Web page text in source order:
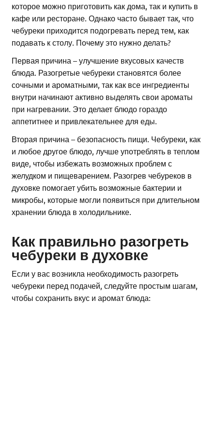
которое можно приготовить как дома, так и купить в
кафе или ресторане. Однако часто бывает так, что
чебуреки приходится подогревать перед тем, как
подавать к столу. Почему это нужно делать?
Первая причина – улучшение вкусовых качеств
блюда. Разогретые чебуреки становятся более
сочными и ароматными, так как все ингредиенты
внутри начинают активно выделять свои ароматы
при нагревании. Это делает блюдо гораздо
аппетитнее и привлекательнее для еды.
Вторая причина – безопасность пищи. Чебуреки, как
и любое другое блюдо, лучше употреблять в теплом
виде, чтобы избежать возможных проблем с
желудком и пищеварением. Разогрев чебуреков в
духовке помогает убить возможные бактерии и
микробы, которые могли появиться при длительном
хранении блюда в холодильнике.
Как правильно разогреть
чебуреки в духовке
Если у вас возникла необходимость разогреть
чебуреки перед подачей, следуйте простым шагам,
чтобы сохранить вкус и аромат блюда: